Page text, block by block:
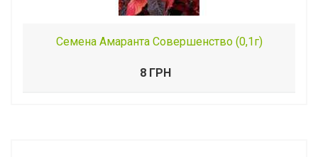
Семена Амаранта Совершенство (0,1г)
8 ГРН